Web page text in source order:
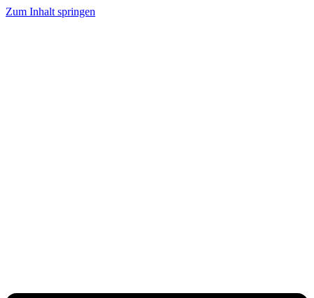
Zum Inhalt springen